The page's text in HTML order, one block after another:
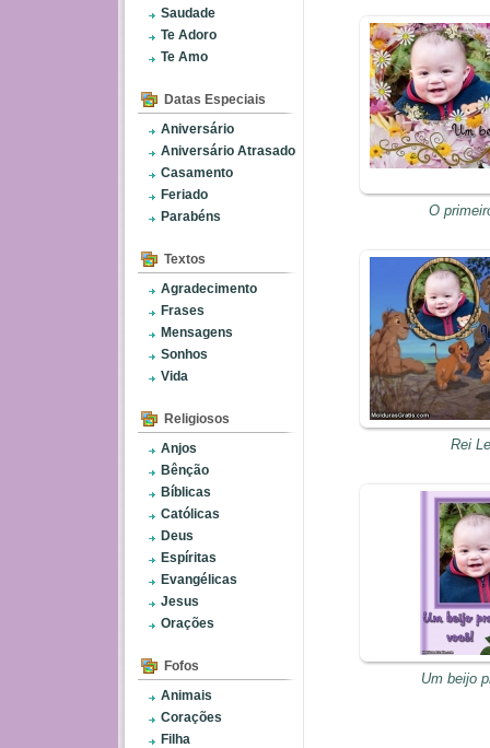
Saudade
Te Adoro
Te Amo
Datas Especiais
Aniversário
Aniversário Atrasado
Casamento
Feriado
Parabéns
Textos
Agradecimento
Frases
Mensagens
Sonhos
Vida
Religiosos
Anjos
Bênção
Bíblicas
Católicas
Deus
Espíritas
Evangélicas
Jesus
Orações
Fofos
Animais
Corações
Filha
O
Rei
Um beijo